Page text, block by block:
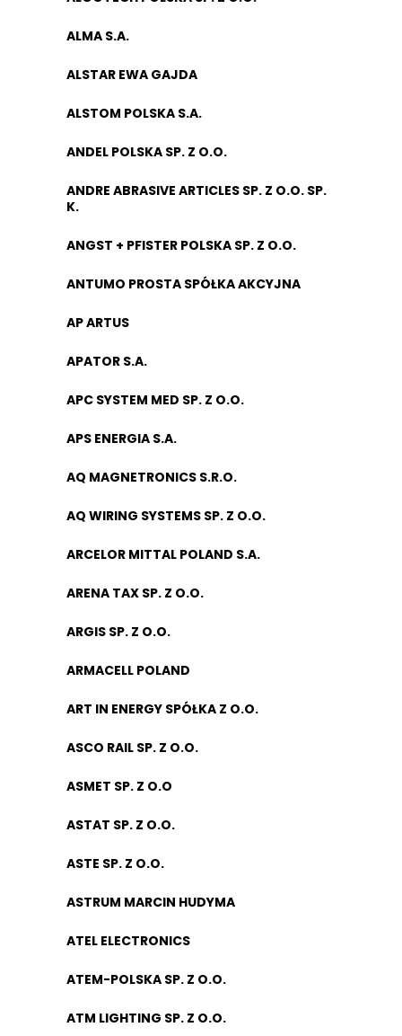
ALMA S.A.
ALSTAR EWA GAJDA
ALSTOM POLSKA S.A.
ANDEL POLSKA SP. Z O.O.
ANDRE ABRASIVE ARTICLES SP. Z O.O. SP.
K.
ANGST + PFISTER POLSKA SP. Z O.O.
ANTUMO PROSTA SPÓŁKA AKCYJNA
AP ARTUS
APATOR S.A.
APC SYSTEM MED SP. Z O.O.
APS ENERGIA S.A.
AQ MAGNETRONICS S.R.O.
AQ WIRING SYSTEMS SP. Z O.O.
ARCELOR MITTAL POLAND S.A.
ARENA TAX SP. Z O.O.
ARGIS SP. Z O.O.
ARMACELL POLAND
ART IN ENERGY SPÓŁKA Z O.O.
ASCO RAIL SP. Z O.O.
ASMET SP. Z O.O
ASTAT SP. Z O.O.
ASTE SP. Z O.O.
ASTRUM MARCIN HUDYMA
ATEL ELECTRONICS
ATEM-POLSKA SP. Z O.O.
ATM LIGHTING SP. Z O.O.